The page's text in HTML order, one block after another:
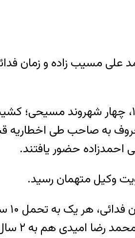
مسیب زاده و زمان فدائی
به گزارش خبرگزاری هرانا، ارگان خبری مجموعه فعالان حقوق بشر در ایران، ۲۴
به صاحب طی اخطاریه
وکیل متهمان رسید.
بر
محکوم شدند.